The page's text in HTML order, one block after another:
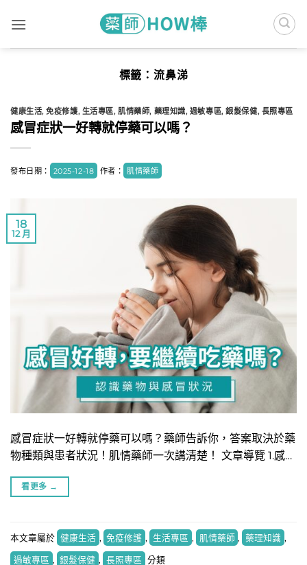
標籤： 流鼻涕
健康生活,免疫修護, 生活專區,肌情藥師, 藥理知識, 過敏專區,銀髮保健, 長照專區
感冒症狀一好轉就停藥可以嗎？
發布日期： 2025-12-18 作者： 肌情藥師
18
12 月
感冒症狀一好轉就停藥可以嗎？藥師告訴你，答案取決於藥
物種類與患者狀況！肌情藥師一次講清楚！ 文章導覽 ​1.感…
看更多 →
本文章屬於 健康生活 , 免疫修護 , 生活專區 , 肌情藥師 , 藥理知識 ,
過敏專區 , 銀髮保健 , 長照專區 分類